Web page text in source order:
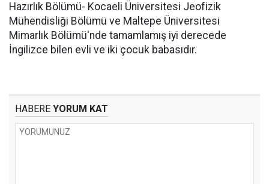
Hazırlık Bölümü- Kocaeli Üniversitesi Jeofizik
Mühendisliği Bölümü ve Maltepe Üniversitesi
Mimarlık Bölümü'nde tamamlamış iyi derecede
İngilizce bilen evli ve iki çocuk babasıdır.
HABERE YORUM KAT